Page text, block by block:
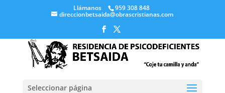
Llámanos 959 308 848
direccionbetsaida@obrascristianas.com
Seleccionar página